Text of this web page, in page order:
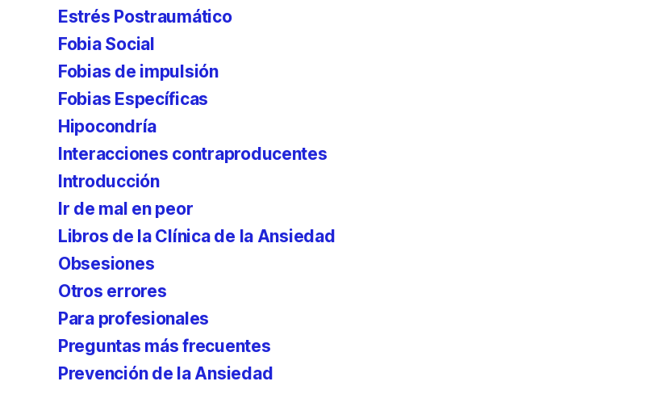
Estrés Postraumático
Fobia Social
Fobias de impulsión
Fobias Específicas
Hipocondría
Interacciones contraproducentes
Introducción
Ir de mal en peor
Libros de la Clínica de la Ansiedad
Obsesiones
Otros errores
Para profesionales
Preguntas más frecuentes
Prevención de la Ansiedad